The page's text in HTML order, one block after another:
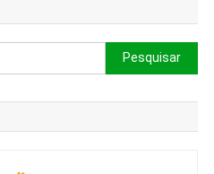
Pesquisar
por: